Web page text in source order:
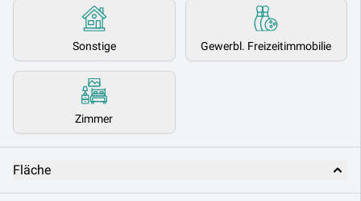
Sonstige Gewerbl. Freizeitimmobilie
Zimmer
Fläche